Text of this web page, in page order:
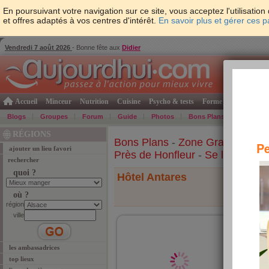
En poursuivant votre navigation sur ce site, vous acceptez
et offres adaptés à vos centres d'intérêt. En savoir plus et gérer ces
Vendredi 7 août 2026 - Bonne fête aux Didier
Accueil Minceur Nutrition Cuisine Psycho & tests Forme & santé
Blogs Groupes Forum Guide Photos Bons Plans
RÉGIONS
ajouter un lieu favori
rechercher
quoi ?
où ?
région
ville
les ambassadrices
top lieux
Bons Plans - Zone Grand-Ouest
Près de Honfleur - Se loger en
Hôtel Antares
Rue
(Se